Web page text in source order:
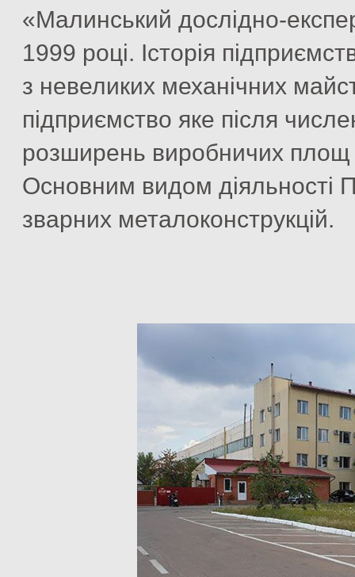
«Малинський дослідно-
1999 році. Історія
з невеликих механічних
підприємство яке після
розширень виробничих площ
Основним видом
зварних металоконструкцій.